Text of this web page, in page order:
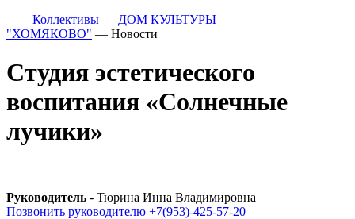
— Коллективы — ДОМ КУЛЬТУРЫ
"ХОМЯКОВО" — Новости
Студия эстетического
воспитания «Солнечные
лучики»
Руководитель - Тюрина Инна Владимировна
Позвонить руководителю +7(953)-425-57-20